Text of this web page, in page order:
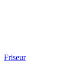
Friseur